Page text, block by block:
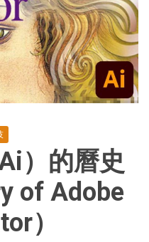
）的曆史
of Adobe
）